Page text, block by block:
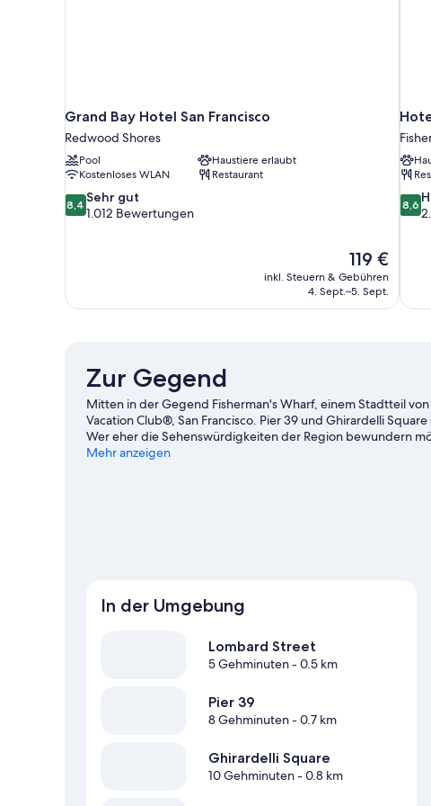
Grand Bay Hotel San Francisco
Redwood Shores
Pool
Haustiere erlaubt
Kostenloses WLAN
Restaurant
8.4
von
8,4 Sehr gut
1.012 Bewertungen
Der
Preis
beträgt
119 €
inkl. Steuern & Gebühren
4. Sept.–5. Sept.
8.6
von
8,6
Zur Gegend
Mitten in der Gegend Fisherman's Wharf, einem Stadtteil
Vacation Club®, San Francisco. Pier 39 und Ghirardelli
Wer eher die Sehenswürdigkeiten der Region bewundern
Auditorium und California Academy of Sciences. Lust auf ein
Mehr anzeigen
In der Umgebung
Lombard Street
5 Gehminuten- 0.5 km
Pier 39
8 Gehminuten- 0.7 km
Ghirardelli Square
10 Gehminuten- 0.8 km